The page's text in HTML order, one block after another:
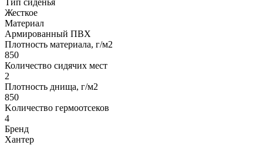
Жесткое
Материал
Армированный ПВХ
Плотность материала, г/м2
850
Количество сидячих мест
2
Плотность днища, г/м2
850
Kоличество гермоотсеков
4
Бренд
Хантер